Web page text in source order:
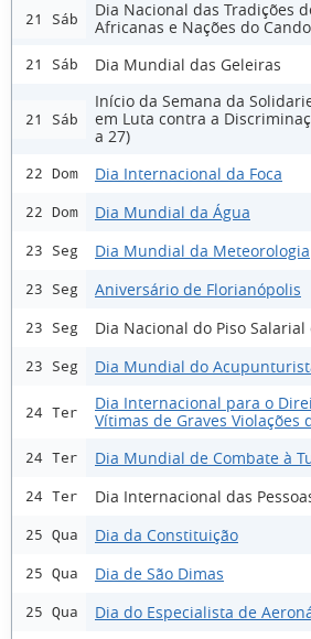
21 Sáb
Dia Nacional das Tradições
Africanas e Nações do
21 Sáb Dia Mundial das Geleiras
21 Sáb
Início da Semana da
em Luta contra a
a 27)
22 Dom Dia Internacional da Foca
22 Dom Dia Mundial da Água
23 Seg Dia Mundial da Meteorologia
23 Seg Aniversário de Florianópolis
23 Seg Dia Nacional do Piso Salarial
23 Seg Dia Mundial do
24 Ter
Dia Internacional para o
Vítimas de Graves Violações
24 Ter Dia Mundial de Combate à
24 Ter Dia Internacional das
25 Qua Dia da Constituição
25 Qua Dia de São Dimas
25 Qua
Dia do Especialista de